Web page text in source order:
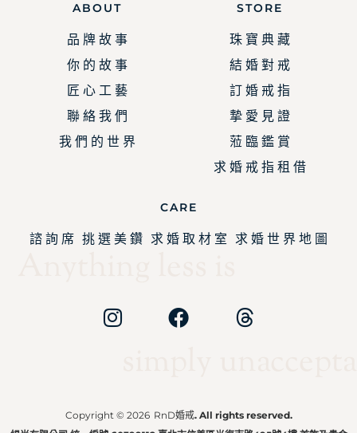
ABOUT
品 牌 故 事
你 的 故 事
匠 心 工 藝
聯 絡 我 們
我 們 的 世 界
STORE
珠 寶 典 藏
結 婚 對 戒
訂 婚 戒 指
摯 愛 見 證
蒞 臨 鑑 賞
求 婚 戒 指 租 借
CARE
諮 詢 席 挑 選 美 鑽 求 婚 取 材 室 求 婚 世 界 地 圖
Copyright © 2026 RnD婚戒. All rights reserved.